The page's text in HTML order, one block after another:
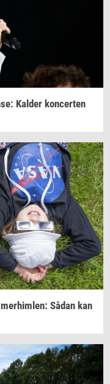
Kal­der kon­cer­ten
Sådan kan